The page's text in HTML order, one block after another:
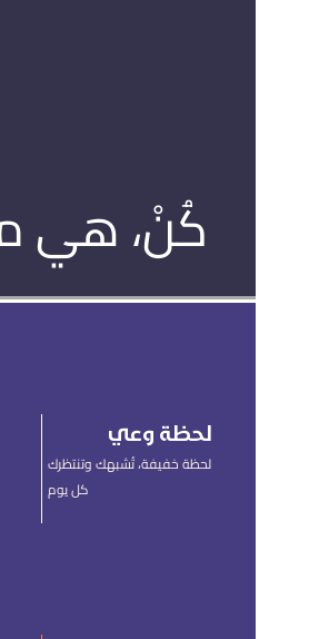
كُنْ، هي
لحظة وعي
لحظة خفيفة، تُشبهك وتنتظرك
كل يوم